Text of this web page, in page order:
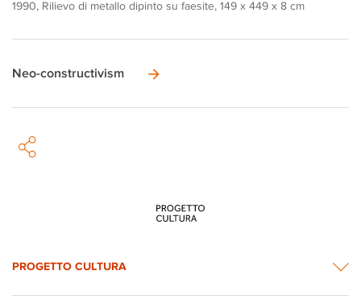
1990, Rilievo di metallo dipinto su faesite, 149 x 449 x 8 cm
Neo-constructivism
PROGETTO CULTURA